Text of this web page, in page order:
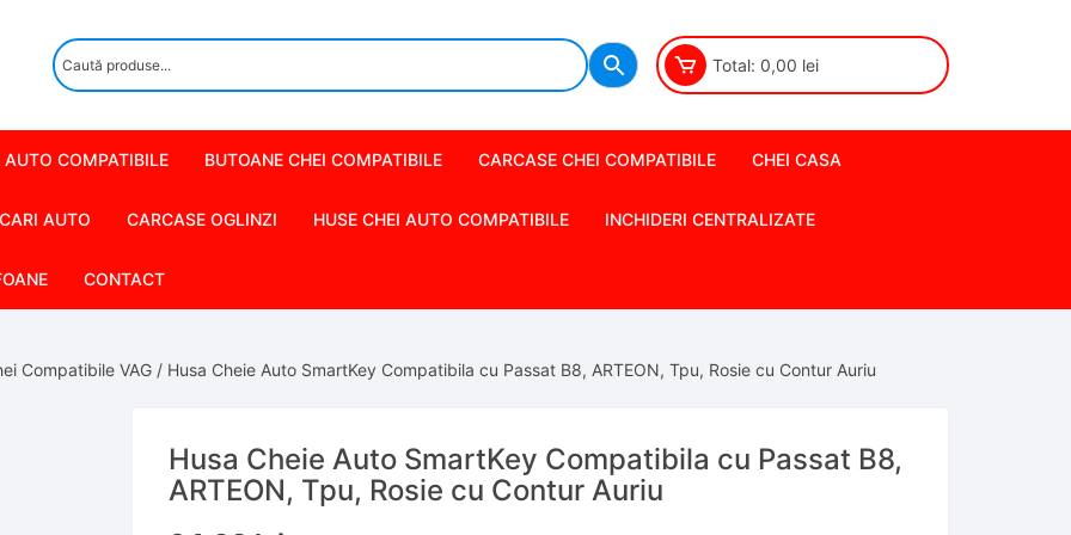
Total: 0,00 lei
AUTO COMPATIBILE BUTOANE CHEI COMPATIBILE CARCASE CHEI COMPATIBILE CHEI CASA
AUTO CARCASE OGLINZI HUSE CHEI AUTO COMPATIBILE INCHIDERI CENTRALIZATE
CONTACT
Compatibile VAG / Husa Cheie Auto SmartKey Compatibila cu Passat B8, ARTEON, Tpu, Rosie cu Contur Auriu
Husa Cheie Auto SmartKey Compatibila cu Passat B8,
ARTEON, Tpu, Rosie cu Contur Auriu